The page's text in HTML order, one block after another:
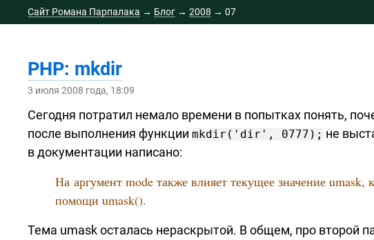
Сайт Романа Парпалака → Блог →2008 →07
PHP: mkdir
3 июля 2008 года, 18:09
Сегодня потратил немало времени в попытках понять,
после выполнения функцииmkdir('dir', 0777); не
в документации написано:
На аргумент mode также влияет текущее значение
помощи umask().
Тема umask осталась нераскрытой. В общем, про второй